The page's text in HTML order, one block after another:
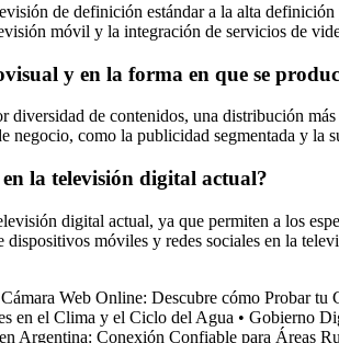
de definición estándar a la alta
móvil y la integración de servicios de
y en la forma en que se
de contenidos, una distribución
como la publicidad segmentada y la
en la televisión digital actual?
digital actual, ya que permiten a los
móviles y redes sociales en la
Web Online: Descubre cómo Probar tu
en el Clima y el Ciclo del Agua • Gobierno
Argentina: Conexión Confiable para Áreas